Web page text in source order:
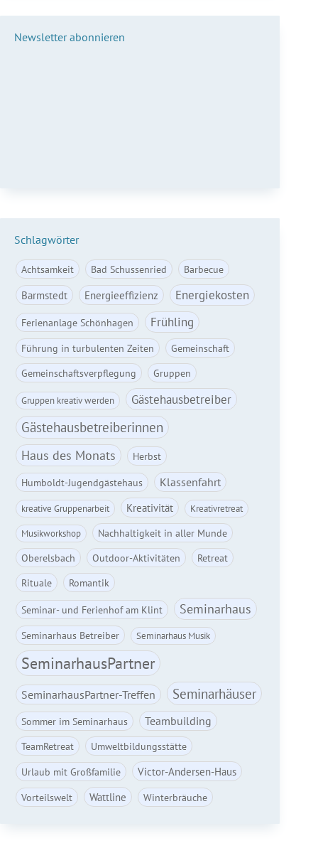
Newsletter abonnieren
Schlagwörter
Achtsamkeit Bad Schussenried Barbecue
Barmstedt Energieeffizienz Energiekosten
Ferienanlage Schönhagen Frühling
Führung in turbulenten Zeiten
Gemeinschaft
Gemeinschaftsverpflegung
Gruppen
Gruppen kreativ werden Gästehausbetreiber
Gästehausbetreiberinnen
Haus des Monats
Herbst
Humboldt-Jugendgästehaus
Klassenfahrt
kreative Gruppenarbeit Kreativität Kreativretreat
Musikworkshop
Nachhaltigkeit in aller Munde
Oberelsbach
Outdoor-Aktivitäten
Retreat
Rituale
Romantik
Seminar- und Ferienhof am Klint
Seminarhaus
Seminarhaus Betreiber Seminarhaus Musik
SeminarhausPartner
SeminarhausPartner-Treffen Seminarhäuser
Sommer im Seminarhaus Teambuilding
TeamRetreat
Umweltbildungsstätte
Urlaub mit Großfamilie
Victor-Andersen-Haus
Vorteilswelt Wattline Winterbräuche